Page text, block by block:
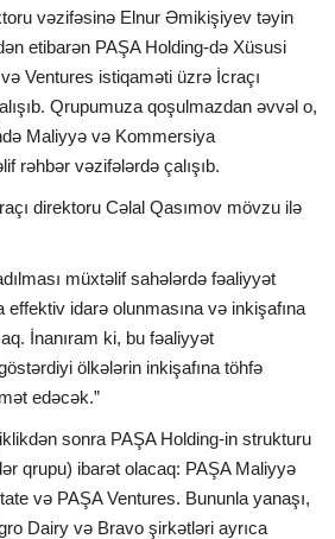
vəzifəsinə Elnur Əmikişiyev təyin
etibarən PAŞA Holding-də Xüsusi
Ventures istiqaməti üzrə İcraçı
Qrupumuza qoşulmazdan əvvəl o,
Maliyyə və Kommersiya
rəhbər vəzifələrdə çalışıb.
direktoru Cəlal Qasımov mövzu ilə
müxtəlif sahələrdə fəaliyyət
idarə olunmasına və inkişafına
İnanıram ki, bu fəaliyyət
ölkələrin inkişafına töhfə
edəcək.”
sonra PAŞA Holding-in strukturu
qrupu) ibarət olacaq: PAŞA Maliyyə
və PAŞA Ventures. Bununla yanaşı,
Dairy və Bravo şirkətləri ayrıca